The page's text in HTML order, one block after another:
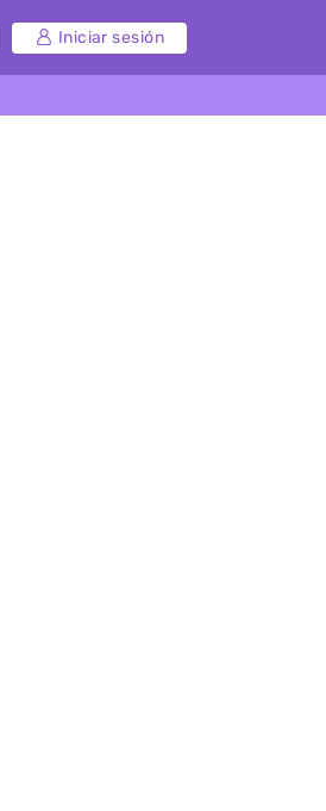
Iniciar sesión